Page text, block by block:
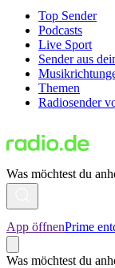
Top Sender
Podcasts
Live Sport
Sender aus
Themen
Radiosender
Was möchtest du
App öffnenPrime
Was möchtest du